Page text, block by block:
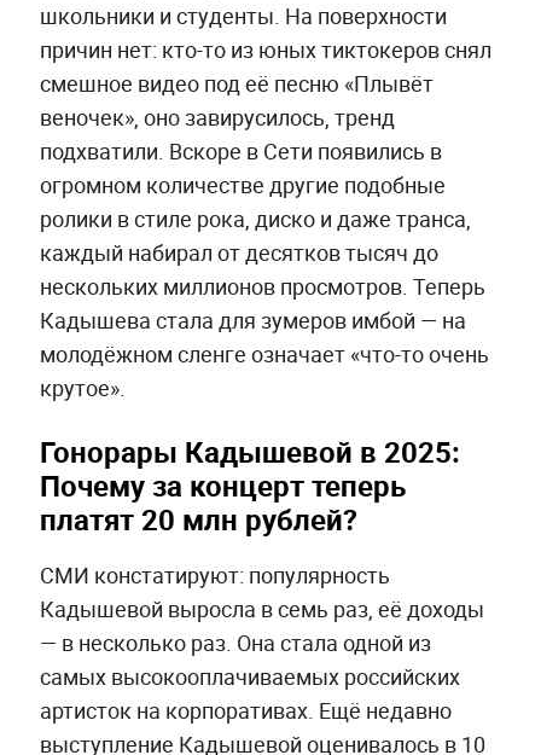
школьники и студенты. На поверхности
причин нет: кто-то из юных тиктокеров снял
смешное видео под её песню «Плывёт
веночек», оно завирусилось, тренд
подхватили. Вскоре в Сети появились в
огромном количестве другие подобные
ролики в стиле рока, диско и даже транса,
каждый набирал от десятков тысяч до
нескольких миллионов просмотров. Теперь
Кадышева стала для зумеров имбой — на
молодёжном сленге означает «что-то очень
крутое».
Гонорары Кадышевой в 2025:
Почему за концерт теперь
платят 20 млн рублей?
СМИ констатируют: популярность
Кадышевой выросла в семь раз, её доходы
— в несколько раз. Она стала одной из
самых высокооплачиваемых российских
артисток на корпоративах. Ещё недавно
выступление Кадышевой оценивалось в 10